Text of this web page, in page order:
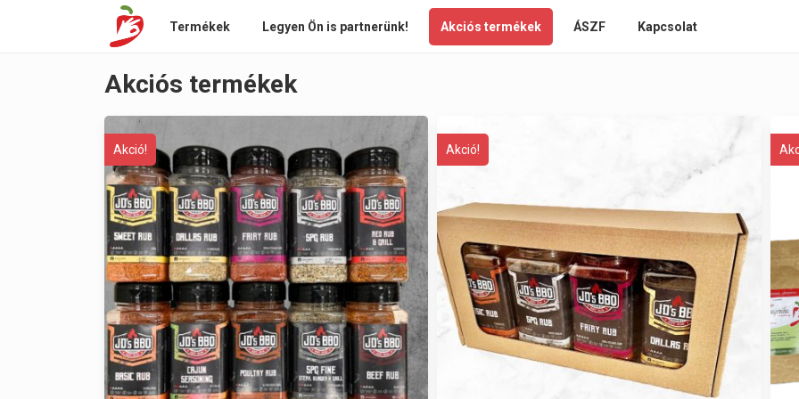
Termékek Legyen Ön is partnerünk! Akciós termékek ÁSZF Kapcsolat
Akciós termékek
Akció! Akció!